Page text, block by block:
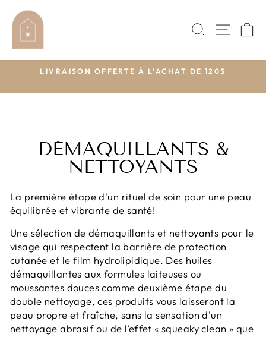
contenu
LIVRAISON OFFERTE À L'ACHAT DE 120$
DÉMAQUILLANTS &
NETTOYANTS
La première étape d'un rituel de soin pour une peau
équilibrée et vibrante de santé!
Une sélection de démaquillants et nettoyants pour le
visage qui respectent la barrière de protection
cutanée et le film hydrolipidique. Des huiles
démaquillantes aux formules laiteuses ou
moussantes douces comme deuxième étape du
double nettoyage, ces produits vous laisseront la
peau propre et fraîche, sans la sensation d'un
nettoyage abrasif ou de l’effet « squeaky clean » que